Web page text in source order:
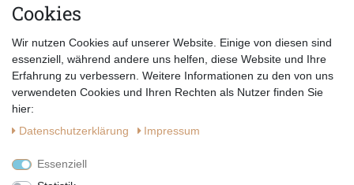
E-MAIL *
Datenschutzerklärung
Cookies
Wir nutzen Cookies auf unserer Website. Einige von diesen sind
essenziell, während andere uns helfen, diese Website und Ihre
Erfahrung zu verbessern. Weitere Informationen zu den von uns
verwendeten Cookies und Ihren Rechten als Nutzer finden Sie
hier:
Daten­schutz­erklärung
Impressum
Essenziell